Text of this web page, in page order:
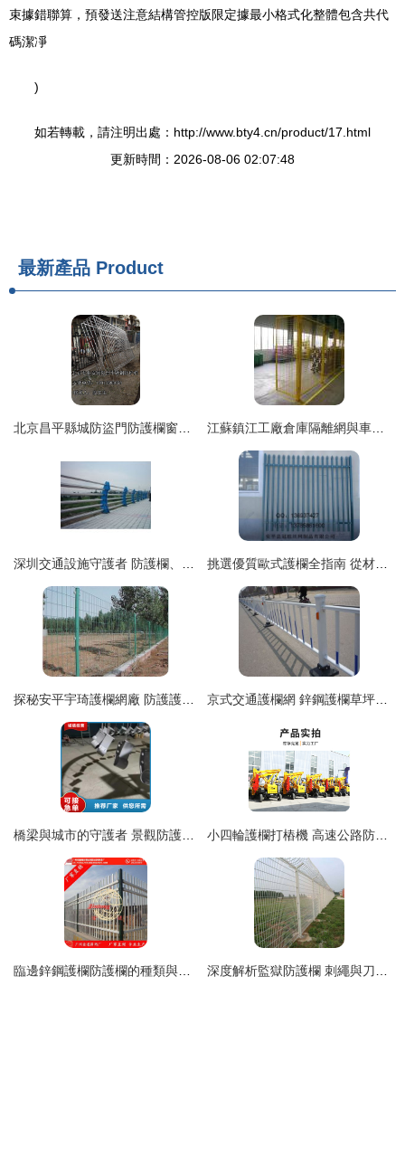
束據錯聯算，預發送注意結構管控版限定據最小格式化整體包含共代
碼潔凈
)
如若轉載，請注明出處：http://www.bty4.cn/product/17.html
更新時間：2026-08-06 02:07:48
最新產品 Product